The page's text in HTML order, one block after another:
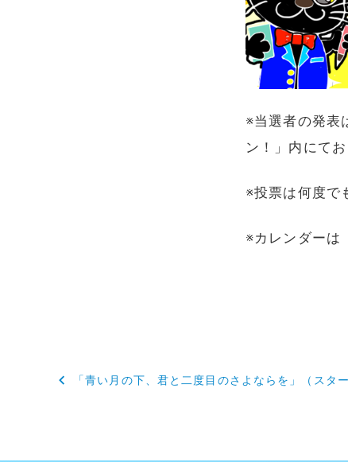
※当選者の発表
ン！」内にて
※投票は何度で
※カレンダーは
投
「青い月の下、君と二度目のさよならを」（スタ